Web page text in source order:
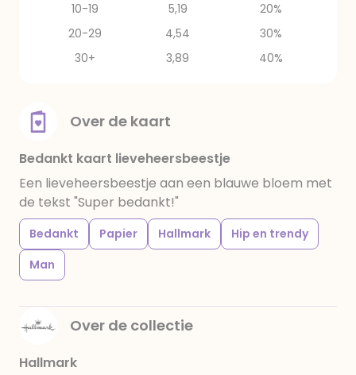
10-19
5,19
20%
20-29
4,54
30%
30+
3,89 40%
Over de kaart
Bedankt kaart lieveheersbeestje
Een lieveheersbeestje aan een blauwe bloem met
de tekst "Super bedankt!"
Bedankt Papier Hallmark
Hip en trendy
Man
Over de collectie
Hallmark